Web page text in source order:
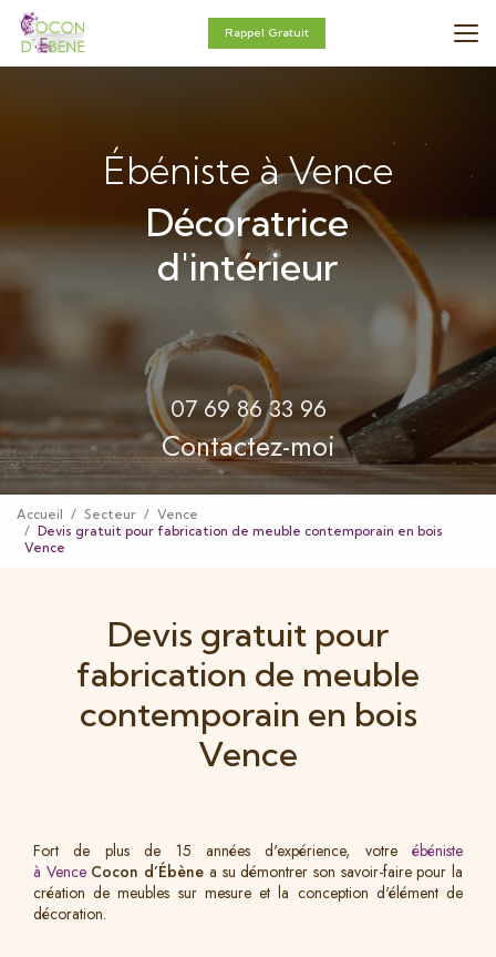
Aller
contenu
principal
Rappel Gratuit
Ébéniste à Vence
Décoratrice
d'intérieur
07 69 86 33 96
Contactez-moi
Accueil Secteur
Vence
Devis gratuit pour fabrication de meuble contemporain en bois
Vence
Devis gratuit pour
fabrication de meuble
contemporain en bois
Vence
Fort de plus de 15 années d'expérience, votreébéniste
à Vence Cocon d’Ébène a su démontrer son savoir-faire pour la
création de meubles sur mesure et la conception d'élément de
décoration.